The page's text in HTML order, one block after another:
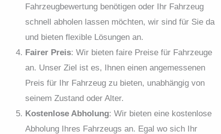
Fahrzeugbewertung benötigen oder Ihr Fahrzeug
schnell abholen lassen möchten, wir sind für Sie da
und bieten flexible Lösungen an.
Fairer Preis: Wir bieten faire Preise für Fahrzeuge
an. Unser Ziel ist es, Ihnen einen angemessenen
Preis für Ihr Fahrzeug zu bieten, unabhängig von
seinem Zustand oder Alter.
Kostenlose Abholung: Wir bieten eine kostenlose
Abholung Ihres Fahrzeugs an. Egal wo sich Ihr